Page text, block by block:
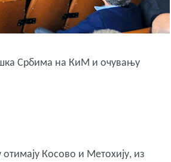
Србима на КиМ и очувању
Косово и Метохију, из